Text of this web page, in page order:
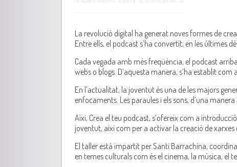
La revolució digital ha generat noves formes de
Entre ells, el podcast s’ha convertit, en les últimes
Cada vegada amb més freqüència, el podcast
webs o blogs. D’aquesta manera, s’ha establit
En l’actualitat, la joventut és una de les majors
enfocaments. Les paraules i els sons, d’una
Així, Crea el teu podcast, s’ofereix com a
joventut, així com per a activar la creació de
El taller està impartit per Santi Barrachina,
en temes culturals com és el cinema, la música, el